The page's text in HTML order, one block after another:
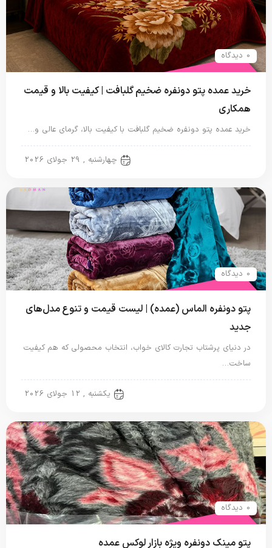
0 دیدگاه
خرید عمده پتو دونفره ضخیم گلبافت | کیفیت بالا و قیمت
همکاری
خرید عمده پتو دونفره ضخیم گلبافت با کیفیت بالا، گرمای عالی و…
چهارشنبه , 29 جولای 2026
0 دیدگاه
پتو دونفره الماس (عمده) | لیست قیمت و تنوع مدل‌های
جدید
در دنیای پرشتاب تجارت کالای خواب، انتخاب محصولی که هم کیفیت
ساخت…
یکشنبه , 12 جولای 2026
0 دیدگاه
پتو مینک دونفره ویژه بازار لوکس عمده